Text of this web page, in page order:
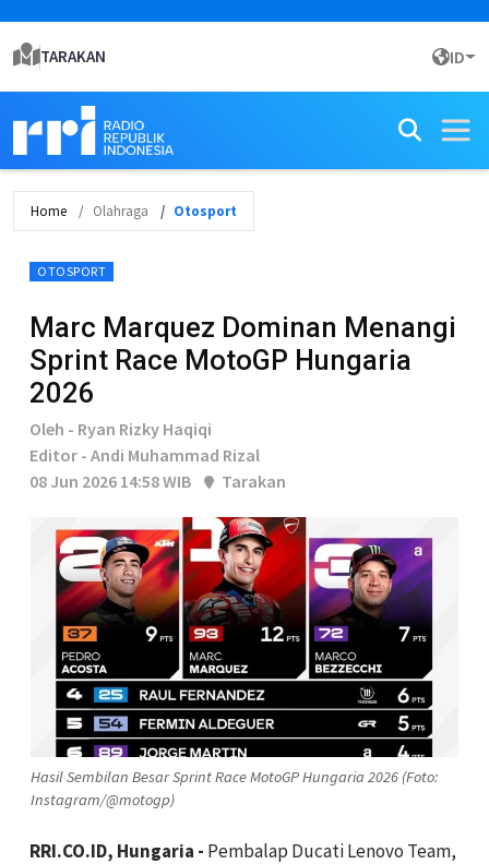
TARAKAN ID
Home Olahraga Otosport
OTOSPORT
Marc Marquez Dominan Menangi
Sprint Race MotoGP Hungaria
2026
Oleh - Ryan Rizky Haqiqi
Editor - Andi Muhammad Rizal
08 Jun 2026 14:58 WIB
Tarakan
Hasil Sembilan Besar Sprint Race MotoGP Hungaria 2026 (Foto:
Instagram/@motogp)
RRI.CO.ID, Hungaria - Pembalap Ducati Lenovo Team,